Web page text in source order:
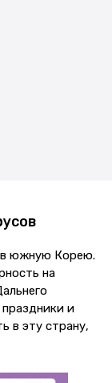
в южную Корею.
на
и
в эту страну,